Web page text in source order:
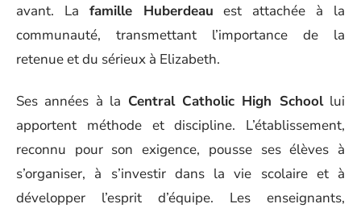
avant. La famille Huberdeau est attachée à la
communauté, transmettant l’importance de la
retenue et du sérieux à Elizabeth.
Ses années à la Central Catholic High Schoollui
apportent méthode et discipline. L’établissement,
reconnu pour son exigence, pousse ses élèves à
s’organiser, à s’investir dans la vie scolaire et à
développer l’esprit d’équipe. Les enseignants,